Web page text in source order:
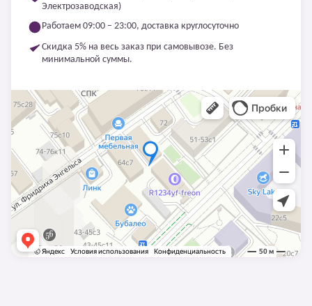
Электрозаводская)
Работаем 09:00 – 23:00, доставка круглосуточно
Скидка 5% на весь заказ при самовывозе. Без
минимальной суммы.